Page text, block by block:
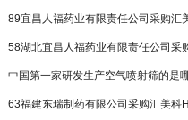
气喷射筛一套
89宜昌人福药业有限责任公司采购汇
射筛一套
58湖北宜昌人福药业有限责任公司采
气喷射筛一套
中国第一家研发生产空气喷射筛的是
63福建东瑞制药有限公司采购汇美科